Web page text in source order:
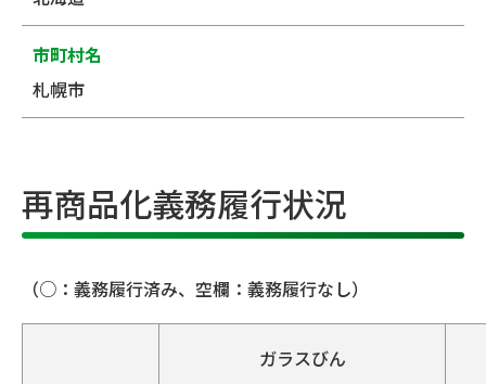
市町村名
札幌市
再商品化義務履行状況
（○：義務履行済み、空欄：義務履行なし）
ガラスびん